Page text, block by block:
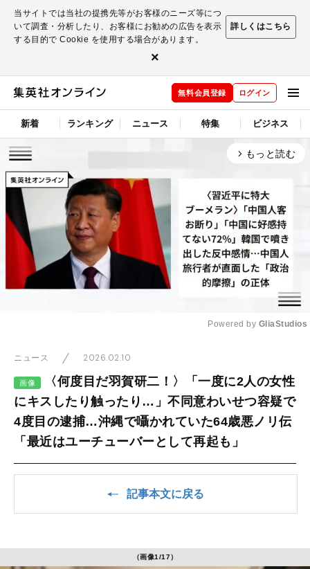
当サイトでは当社の提携先等がお客様のニーズ等につ
いて調査・分析したり、お客様にお勧めの広告を表示
する目的で Cookie を使用する場合があります。
詳しくはこちら
×
無料会員登録 ログイン
新着 ランキング ニュース 特集 ビジネス
arrow_forward_ios もっと読む
Powered by GliaStudios
ニュース 2026.02.10
画像
〈何度目だ羽賀研二！〉「一度に2人の女性
にキスしたり触ったり…」不同意わいせつ容疑で
4度目の逮捕…沖縄で囁かれていた64歳悪ノリ伝
「最近はユーチューバーとして再起も」
記事本文に戻る
（画像1/17）